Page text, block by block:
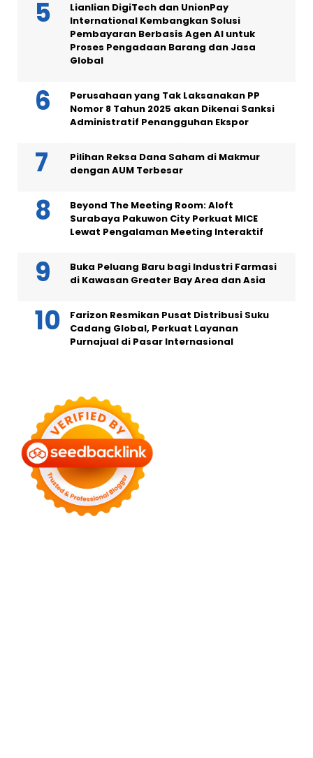
Lianlian DigiTech dan UnionPay
International Kembangkan Solusi
Pembayaran Berbasis Agen AI untuk
Proses Pengadaan Barang dan Jasa
Global
Perusahaan yang Tak Laksanakan PP
Nomor 8 Tahun 2025 akan Dikenai Sanksi
Administratif Penangguhan Ekspor
Pilihan Reksa Dana Saham di Makmur
dengan AUM Terbesar
Beyond The Meeting Room: Aloft
Surabaya Pakuwon City Perkuat MICE
Lewat Pengalaman Meeting Interaktif
Buka Peluang Baru bagi Industri Farmasi
di Kawasan Greater Bay Area dan Asia
Farizon Resmikan Pusat Distribusi Suku
Cadang Global, Perkuat Layanan
Purnajual di Pasar Internasional